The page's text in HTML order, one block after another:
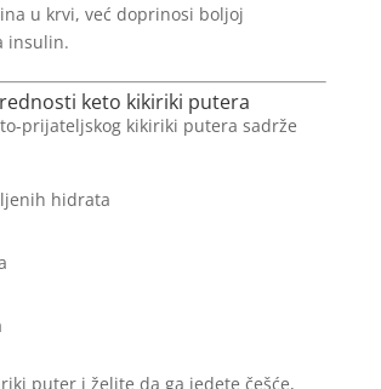
u krvi, već doprinosi boljoj
insulin.
keto kikiriki putera
prijateljskog kikiriki putera sadrže
hidrata
puter i želite da ga jedete češće,